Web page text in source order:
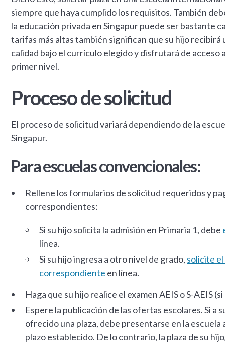
siempre que haya cumplido los requisitos. También
la educación privada en Singapur puede ser bastante
tarifas más altas también significan que su hijo recibirá
calidad bajo el currículo elegido y disfrutará de acceso
primer nivel.
Proceso de solicitud
El proceso de solicitud variará dependiendo de la
Singapur.
Para escuelas convencionales:
Rellene los formularios de solicitud requeridos y
correspondientes:
Si su hijo solicita la admisión en Primaria 1, debe
línea.
Si su hijo ingresa a otro nivel de grado, solicite
correspondiente en línea.
Haga que su hijo realice el examen AEIS o S-AEIS
Espere la publicación de las ofertas escolares. Si a
ofrecido una plaza, debe presentarse en la escuela
plazo establecido. De lo contrario, la plaza de su